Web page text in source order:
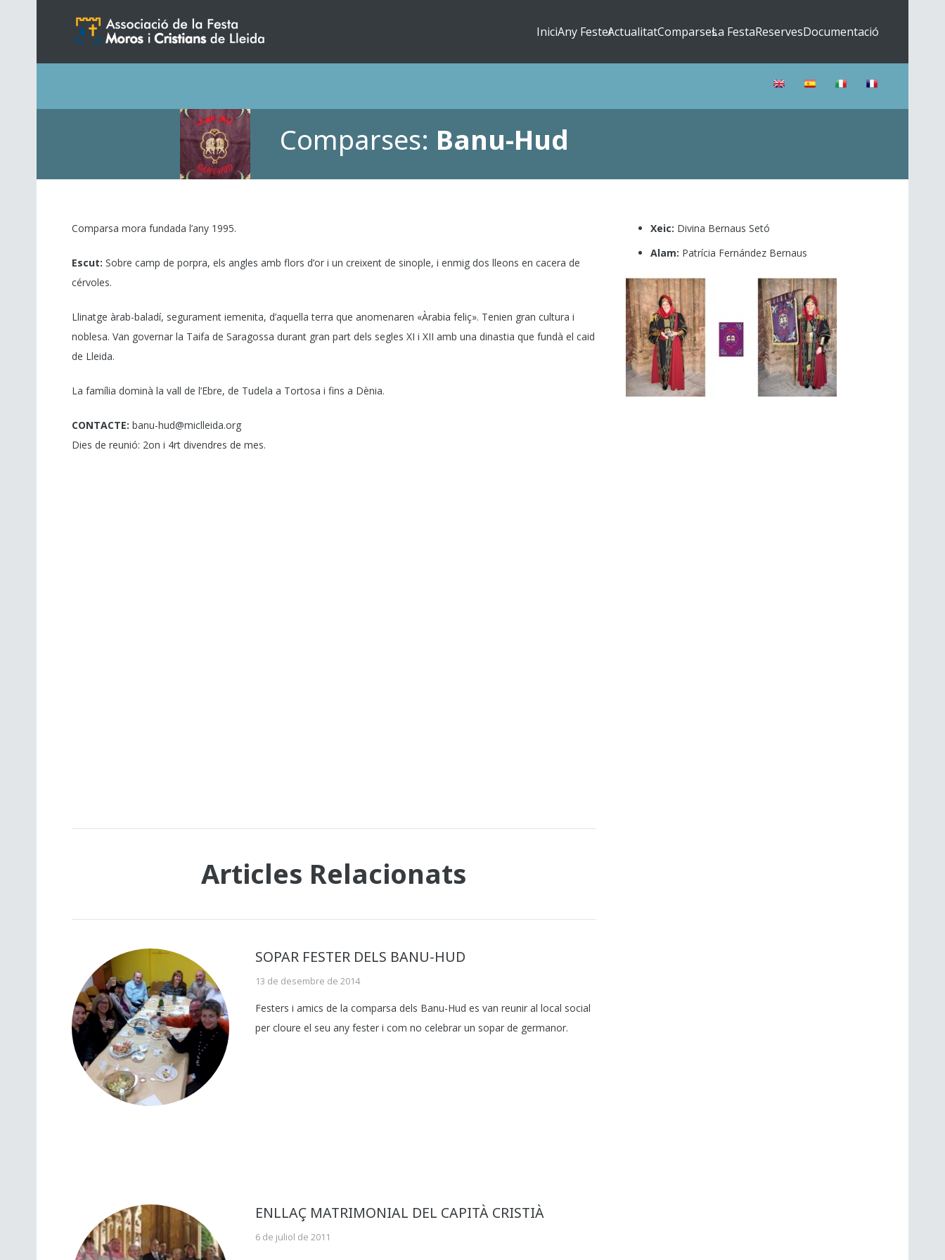
IniciAny FesterActualitatComparsesLa FestaReservesDocumentació
Comparses: Banu-Hud
Comparsa mora fundada l’any 1995.
Escut: Sobre camp de porpra, els angles amb flors d’or i un creixent de sinople, i enmig dos lleons en cacera de
cérvoles.
Llinatge àrab-baladí, segurament iemenita, d’aquella terra que anomenaren «Àrabia feliç». Tenien gran cultura i
noblesa. Van governar la Taifa de Saragossa durant gran part dels segles XI i XII amb una dinastia que fundà el caid
de Lleida.
La família dominà la vall de l’Ebre, de Tudela a Tortosa i fins a Dènia.
CONTACTE: banu-hud@miclleida.org
Dies de reunió: 2on i 4rt divendres de mes.
Articles Relacionats
SOPAR FESTER DELS BANU-HUD
13 de desembre de 2014
Festers i amics de la comparsa dels Banu-Hud es van reunir al local social
per cloure el seu any fester i com no celebrar un sopar de germanor.
ENLLAÇ MATRIMONIAL DEL CAPITÀ CRISTIÀ
6 de juliol de 2011
Xeic: Divina Bernaus Setó
Alam: Patrícia Fernández Bernaus